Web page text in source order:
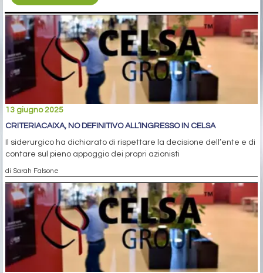
13 giugno 2025
CRITERIACAIXA, NO DEFINITIVO ALL’INGRESSO IN CELSA
Il siderurgico ha dichiarato di rispettare la decisione dell’ente e di
contare sul pieno appoggio dei propri azionisti
di Sarah Falsone